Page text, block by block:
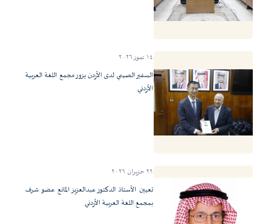
١٤ تموز ٢٠٢٦
السفير الصيني لدى الأردن يزور مجمع اللغة العربية
الأردني
٢٩ حزيران ٢٠٢٦
تعيين الأستاذ الدكتور عبدالعزيز المانع عضو شرف
بمجمع اللغة العربية الأردني